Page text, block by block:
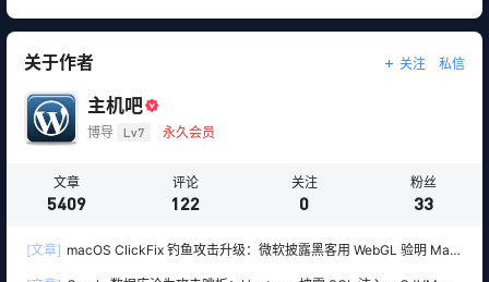
关于作者 关注 私信
主机吧
博导 Lv7 永久会员
文章
5409
评论
122
关注
0
粉丝
33
[文章] macOS ClickFix 钓鱼攻击升级：微软披露黑客用 WebGL 验明 Mac